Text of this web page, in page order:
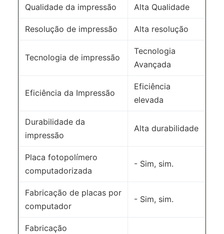
Qualidade da impressão Alta Qualidade
Resolução de impressão Alta resolução
Tecnologia de impressão
Tecnologia
Avançada
Eficiência da Impressão
Eficiência
elevada
Durabilidade da
impressão
Alta durabilidade
Placa fotopolímero
computadorizada
- Sim, sim.
Fabricação de placas por
computador
- Sim, sim.
Fabricação